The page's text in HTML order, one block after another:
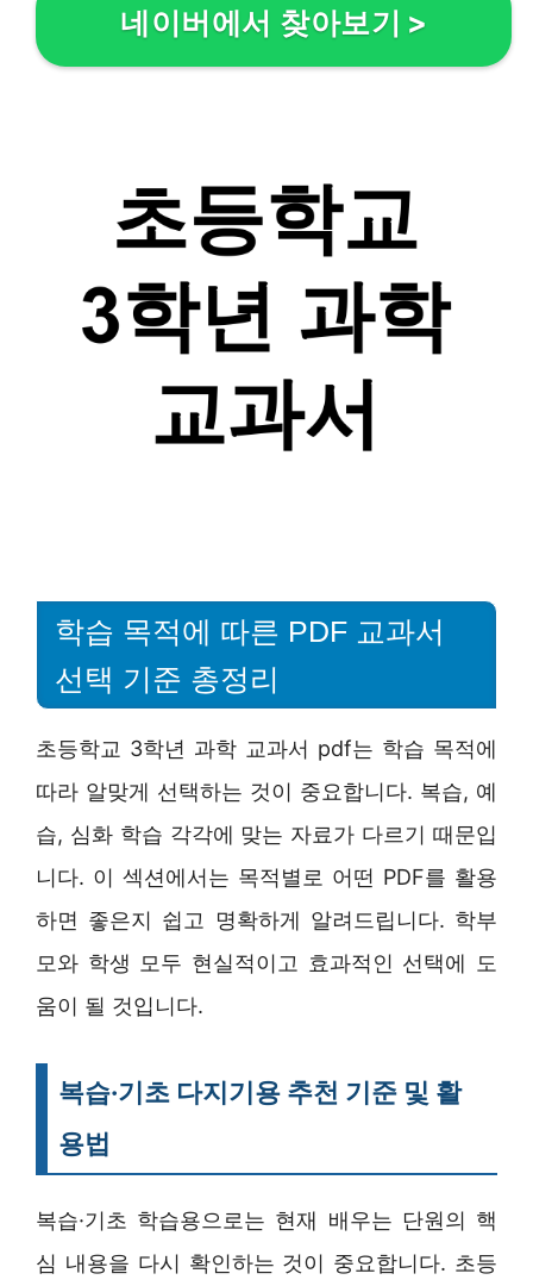
네이버에서 찾아보기 >
학습 목적에 따른 PDF 교과서
선택 기준 총정리
초등학교 3학년 과학 교과서 pdf는 학습 목적에
따라 알맞게 선택하는 것이 중요합니다. 복습, 예
습, 심화 학습 각각에 맞는 자료가 다르기 때문입
니다. 이 섹션에서는 목적별로 어떤 PDF를 활용
하면 좋은지 쉽고 명확하게 알려드립니다. 학부
모와 학생 모두 현실적이고 효과적인 선택에 도
움이 될 것입니다.
복습·기초 다지기용 추천 기준 및 활
용법
복습·기초 학습용으로는 현재 배우는 단원의 핵
심 내용을 다시 확인하는 것이 중요합니다. 초등